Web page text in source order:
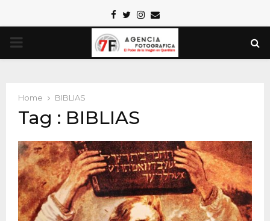
Facebook
TwitterInstagram
Email
PRIMARY
Home BIBLIAS
Tag : BIBLIAS